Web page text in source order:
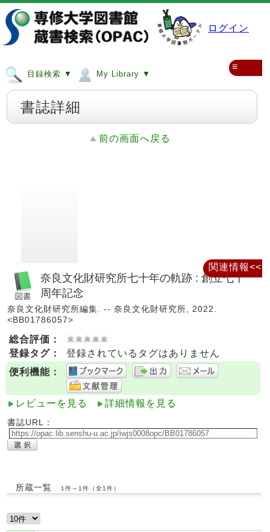
ログイン
目録検索 ▼ My Library ▼
≡
書誌詳細
前の画面へ戻る
奈良文化財研究所七十年の軌跡 : 創立七十
周年記念
奈良文化財研究所編集. -- 奈良文化財研究所, 2022.
<BB01786057>
総合評価：
登録タグ：
登録されているタグはありません
便利機能：
レビューを見る 詳細情報を見る
書誌URL：
所蔵一覧 1件～1件（全1件）
関連情報<<